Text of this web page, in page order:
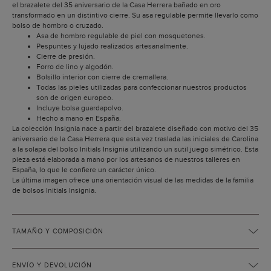
el brazalete del 35 aniversario de la Casa Herrera bañado en oro
transformado en un distintivo cierre. Su asa regulable permite llevarlo como
bolso de hombro o cruzado.
Asa de hombro regulable de piel con mosquetones.
Pespuntes y lujado realizados artesanalmente.
Cierre de presión.
Forro de lino y algodón.
Bolsillo interior con cierre de cremallera.
Todas las pieles utilizadas para confeccionar nuestros productos
son de origen europeo.
Incluye bolsa guardapolvo.
Hecho a mano en España.
La colección Insignia nace a partir del brazalete diseñado con motivo del 35
aniversario de la Casa Herrera que esta vez traslada las iniciales de Carolina
a la solapa del bolso Initials Insignia utilizando un sutil juego simétrico. Esta
pieza está elaborada a mano por los artesanos de nuestros talleres en
España, lo que le confiere un carácter único.
La última imagen ofrece una orientación visual de las medidas de la familia
de bolsos Initials Insignia.
TAMAÑO Y COMPOSICIÓN
ENVÍO Y DEVOLUCIÓN